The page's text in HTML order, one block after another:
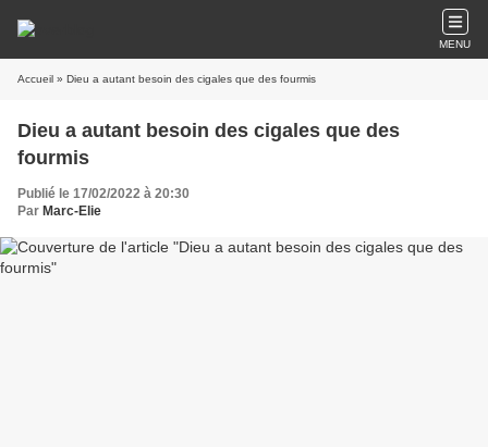
MENU
Accueil » Dieu a autant besoin des cigales que des fourmis
Dieu a autant besoin des cigales que des
fourmis
Publié le 17/02/2022 à 20:30
Par Marc-Elie